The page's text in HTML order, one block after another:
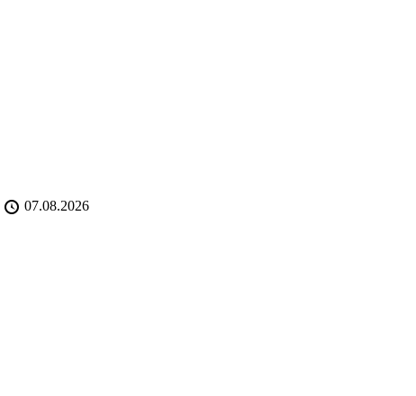
07.08.2026